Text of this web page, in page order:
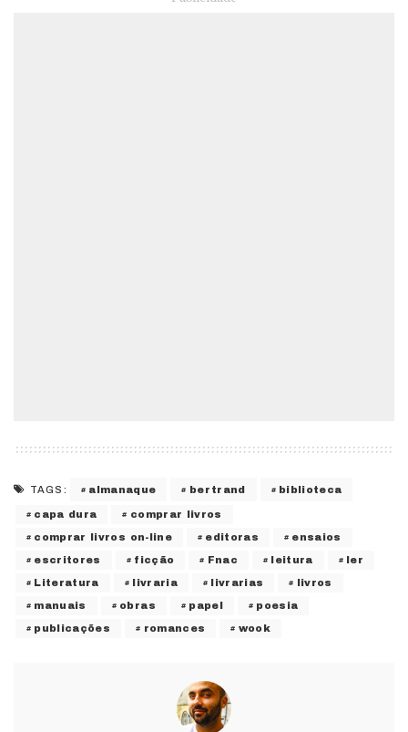
TAGS: almanaque bertrand biblioteca
capa dura comprar livros
comprar livros on-line editoras ensaios
escritores ficção Fnac leitura ler
Literatura livraria livrarias livros
manuais obras papel poesia
publicações romances wook